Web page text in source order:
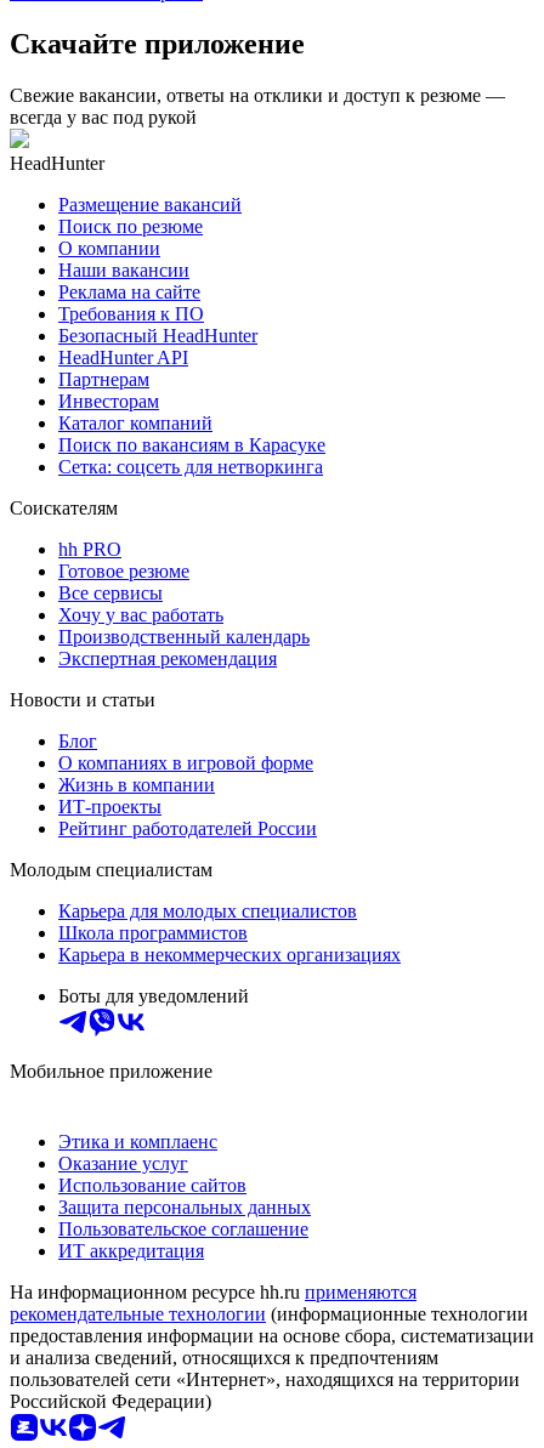
Скачайте приложение
Свежие вакансии, ответы на отклики и доступ к резюме —
всегда у вас под рукой
HeadHunter
Размещение вакансий
Поиск по резюме
О компании
Наши вакансии
Реклама на сайте
Требования к ПО
Безопасный HeadHunter
HeadHunter API
Партнерам
Инвесторам
Каталог компаний
Поиск по вакансиям в Карасуке
Сетка: соцсеть для нетворкинга
Соискателям
hh PRO
Готовое резюме
Все сервисы
Хочу у вас работать
Производственный календарь
Экспертная рекомендация
Новости и статьи
Блог
О компаниях в игровой форме
Жизнь в компании
ИТ-проекты
Рейтинг работодателей России
Молодым специалистам
Карьера для молодых специалистов
Школа программистов
Карьера в некоммерческих организациях
Боты для уведомлений
Мобильное приложение
Этика и комплаенс
Оказание услуг
Использование сайтов
Защита персональных данных
Пользовательское соглашение
ИТ аккредитация
На информационном ресурсе hh.ru применяются
рекомендательные технологии (информационные технологии
предоставления информации на основе сбора, систематизации
и анализа сведений, относящихся к предпочтениям
пользователей сети «Интернет», находящихся на территории
Российской Федерации)